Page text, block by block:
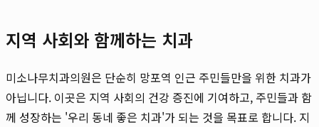
지역 사회와 함께하는 치과
미소나무치과의원은 단순히 망포역 인근 주민들만을 위한 치과가
아닙니다. 이곳은 지역 사회의 건강 증진에 기여하고, 주민들과 함
께 성장하는 '우리 동네 좋은 치과'가 되는 것을 목표로 합니다. 지